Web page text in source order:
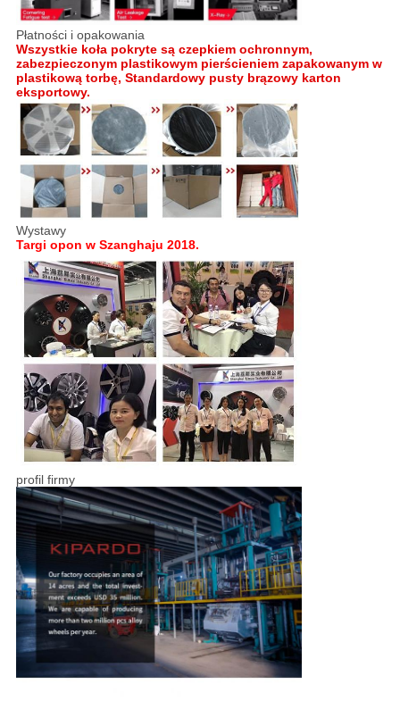
Płatności i opakowania
Wszystkie koła pokryte są czepkiem ochronnym,
zabezpieczonym plastikowym pierścieniem zapakowanym w
plastikową torbę, Standardowy pusty brązowy karton
eksportowy.
Wystawy
Targi opon w Szanghaju 2018.
profil firmy